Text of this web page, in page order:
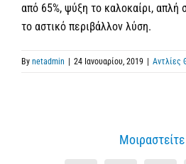
από 65%, ψύξη το καλοκαίρι, απλή
το αστικό περιβάλλον λύση.
By netadmin | 24 Ιανουαρίου, 2019 | Αντλίες